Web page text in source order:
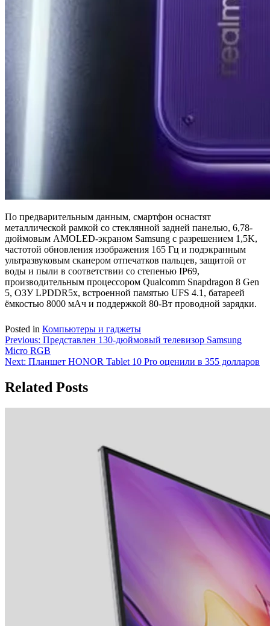
По предварительным данным, смартфон оснастят
металлической рамкой со стеклянной задней панелью, 6,78-
дюймовым AMOLED-экраном Samsung с разрешением 1,5K,
частотой обновления изображения 165 Гц и подэкранным
ультразвуковым сканером отпечатков пальцев, защитой от
воды и пыли в соответствии со степенью IP69,
производительным процессором Qualcomm Snapdragon 8 Gen
5, ОЗУ LPDDR5x, встроенной памятью UFS 4.1, батареей
ёмкостью 8000 мАч и поддержкой 80-Вт проводной зарядки.
Posted in Компьютеры и гаджеты
Навигация
по
Previous: Представлен 130-дюймовый телевизор Samsung
Micro RGB
Next: Планшет HONOR Tablet 10 Pro оценили в 355 долларов
Related Posts